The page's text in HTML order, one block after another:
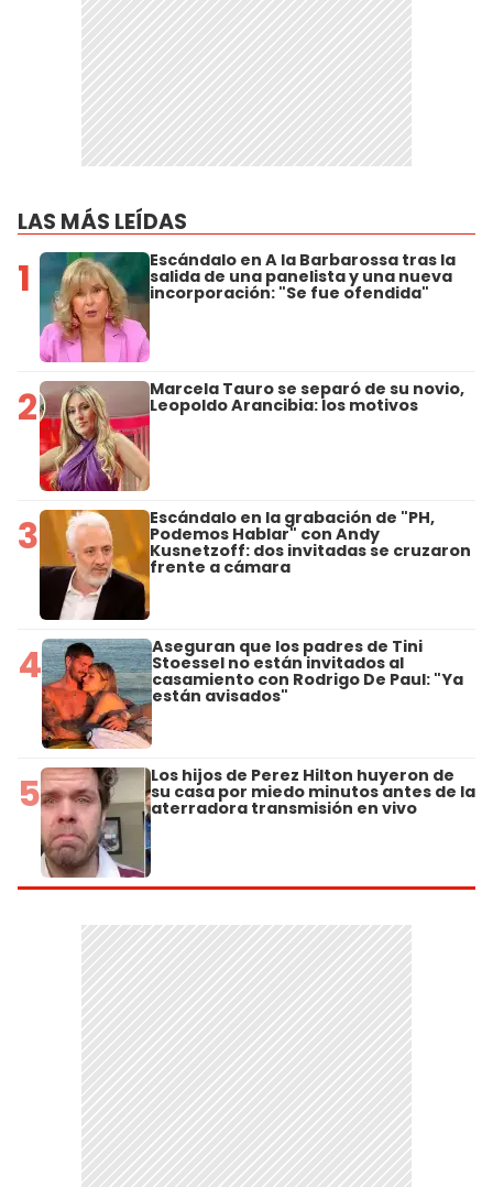
LAS MÁS LEÍDAS
1 Escándalo en A la Barbarossa tras la
salida de una panelista y una nueva
incorporación: "Se fue ofendida"
2 Marcela Tauro se separó de su novio,
Leopoldo Arancibia: los motivos
3 Escándalo en la grabación de "PH,
Podemos Hablar" con Andy
Kusnetzoff: dos invitadas se cruzaron
frente a cámara
4 Aseguran que los padres de Tini
Stoessel no están invitados al
casamiento con Rodrigo De Paul: "Ya
están avisados"
5 Los hijos de Perez Hilton huyeron de
su casa por miedo minutos antes de la
aterradora transmisión en vivo